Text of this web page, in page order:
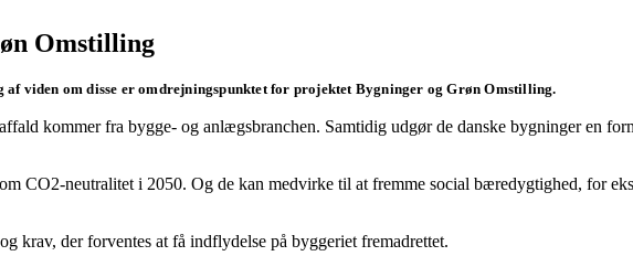
Omstilling
viden om disse er omdrejningspunktet for projektet Bygninger og Grøn Omstilling.
kommer fra bygge- og anlægsbranchen. Samtidig udgør de danske bygninger en
CO2-neutralitet i 2050. Og de kan medvirke til at fremme social bæredygtighed, for
krav, der forventes at få indflydelse på byggeriet fremadrettet.